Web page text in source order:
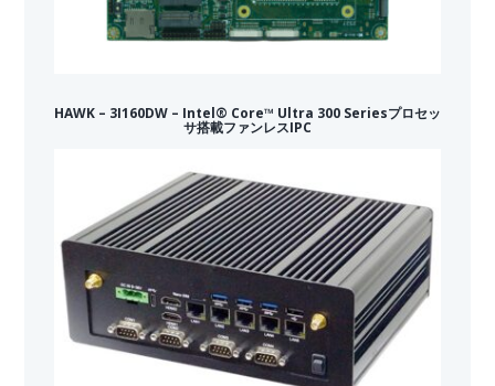
HAWK – 3I160DW – Intel® Core™ Ultra 300 Seriesプロセッ
サ搭載ファンレスIPC